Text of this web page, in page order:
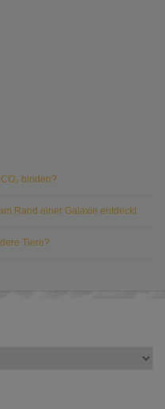
binden?
Rand einer Galaxie entdeckt
Tiere?